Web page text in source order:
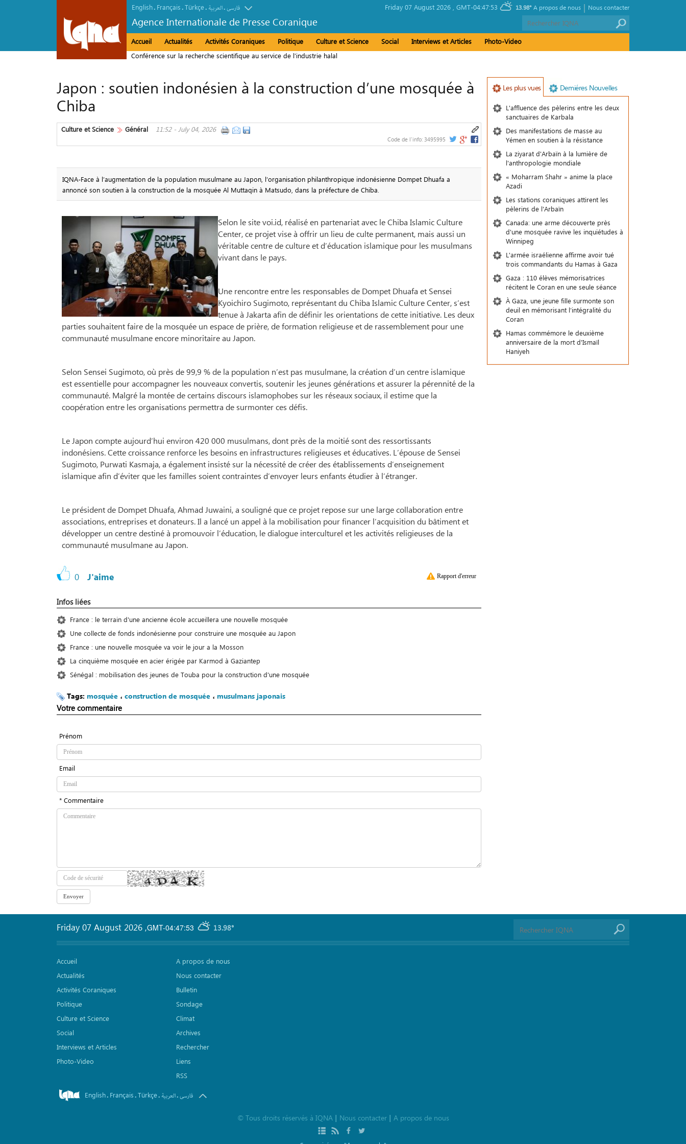
English. Français.Türkçe. العربیة.فارسی
Agence Internationale de Presse Coranique
Friday 07 August 2026 , GMT-04:47:53 13.98° Nous contacter
|
A propos de nous
Accueil Actualités Activités Coraniques Politique Culture et Science Social Interviews et Articles
Photo-Video
Conférence sur la recherche scientifique au service de l’industrie halal
Japon : soutien indonésien à la construction d’une mosquée à
Chiba
Culture et Science Général 11:52 - July 04, 2026
Code de l'info: 3495995
IQNA-Face à l’augmentation de la population musulmane au Japon, l’organisation philanthropique indonésienne Dompet Dhuafa a
annoncé son soutien à la construction de la mosquée Al Muttaqin à Matsudo, dans la préfecture de Chiba.
Selon le site voi.id, réalisé en partenariat avec le Chiba Islamic Culture
Center, ce projet vise à offrir un lieu de culte permanent, mais aussi un
véritable centre de culture et d’éducation islamique pour les musulmans
vivant dans le pays.
Une rencontre entre les responsables de Dompet Dhuafa et Sensei
Kyoichiro Sugimoto, représentant du Chiba Islamic Culture Center, s’est
tenue à Jakarta afin de définir les orientations de cette initiative. Les deux
parties souhaitent faire de la mosquée un espace de prière, de formation religieuse et de rassemblement pour une
communauté musulmane encore minoritaire au Japon.
Selon Sensei Sugimoto, où près de 99,9 % de la population n’est pas musulmane, la création d’un centre islamique
est essentielle pour accompagner les nouveaux convertis, soutenir les jeunes générations et assurer la pérennité de la
communauté. Malgré la montée de certains discours islamophobes sur les réseaux sociaux, il estime que la
coopération entre les organisations permettra de surmonter ces défis.
Le Japon compte aujourd’hui environ 420 000 musulmans, dont près de la moitié sont des ressortissants
indonésiens. Cette croissance renforce les besoins en infrastructures religieuses et éducatives. L’épouse de Sensei
Sugimoto, Purwati Kasmaja, a également insisté sur la nécessité de créer des établissements d’enseignement
islamique afin d’éviter que les familles soient contraintes d’envoyer leurs enfants étudier à l’étranger.
Le président de Dompet Dhuafa, Ahmad Juwaini, a souligné que ce projet repose sur une large collaboration entre
associations, entreprises et donateurs. Il a lancé un appel à la mobilisation pour financer l’acquisition du bâtiment et
développer un centre destiné à promouvoir l’éducation, le dialogue interculturel et les activités religieuses de la
communauté musulmane au Japon.
0 J'aime Rapport d'erreur
Infos liées
France : le terrain d'une ancienne école accueillera une nouvelle mosquée
Une collecte de fonds indonésienne pour construire une mosquée au Japon
France : une nouvelle mosquée va voir le jour a la Mosson
La cinquième mosquée en acier érigée par Karmod à Gaziantep
Sénégal : mobilisation des jeunes de Touba pour la construction d'une mosquée
Tags: mosquée ، construction de mosquée ، musulmans japonais
Votre commentaire
Prénom
Email
* Commentaire
Les plus vues Demiéres Nouvelles
L'affluence des pèlerins entre les deux
sanctuaires de Karbala
Des manifestations de masse au
Yémen en soutien à la résistance
La ziyarat d'Arbaïn à la lumière de
l'anthropologie mondiale
« Moharram Shahr » anime la place
Azadi
Les stations coraniques attirent les
pèlerins de l'Arbaïn
Canada: une arme découverte près
d'une mosquée ravive les inquiétudes à
Winnipeg
L'armée israélienne affirme avoir tué
trois commandants du Hamas à Gaza
Gaza : 110 élèves mémorisatrices
récitent le Coran en une seule séance
À Gaza, une jeune fille surmonte son
deuil en mémorisant l’intégralité du
Coran
Hamas commémore le deuxième
anniversaire de la mort d'Ismaïl
Haniyeh
GMT-04:47:53 13.98°
Friday 07 August 2026 ,
Accueil
Actualités
Activités Coraniques
Politique
Culture et Science
Social
Interviews et Articles
Photo-Video
A propos de nous
Nous contacter
Bulletin
Sondage
Climat
Archives
Rechercher
Liens
RSS
English. Français.Türkçe. العربیة.فارسی
© Tous droits réservés à IQNA | Nous contacter | A propos de nous